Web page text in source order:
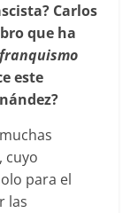
Carlos
que ha
este
cuyo
para el
las